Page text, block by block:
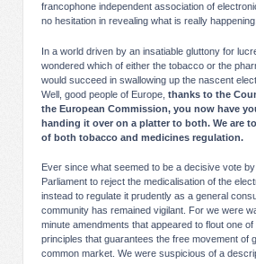
francophone independent association of
no hesitation in revealing what is really happening.
In a world driven by an insatiable gluttony for
wondered which of either the tobacco or the
would succeed in swallowing up the nascent
Well, good people of Europe, thanks to the
the European Commission, you now have
handing it over on a platter to both. We are
of both tobacco and medicines regulation.
Ever since what seemed to be a decisive vote
Parliament to reject the medicalisation of the
instead to regulate it prudently as a general
community has remained vigilant. For we were
minute amendments that appeared to flout one of
principles that guarantees the free movement of
common market. We were suspicious of a